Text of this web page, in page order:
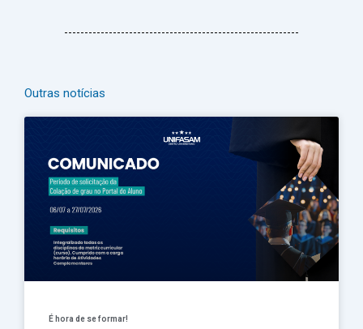
Outras notícias
É hora de se formar!
PáginaPágina
PáginaPáginaPágina